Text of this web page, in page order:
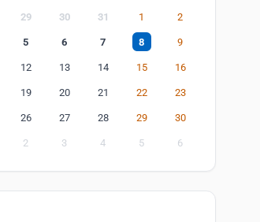
29 30 31 1 2
5 6 7 8 9
12 13 14 15 16
19 20 21 22 23
26 27 28 29 30
2 3 4 5 6